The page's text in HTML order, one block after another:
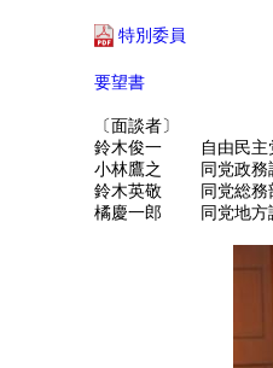
特別委員
要望書
〔面談者〕
鈴木俊一 自由民主
小林鷹之 同党政務
鈴木英敬 同党総務
橘慶一郎 同党地方議